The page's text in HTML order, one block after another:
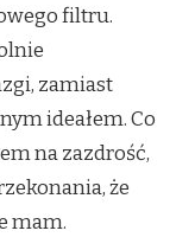
filtru.
zamiast
ideałem. Co
na zazdrość,
że
mam.